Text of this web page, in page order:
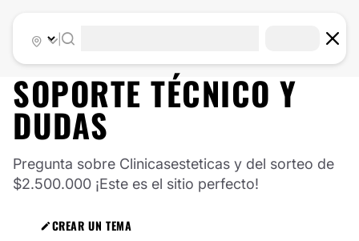
|
SOPORTE TÉCNICO Y
DUDAS
Pregunta sobre Clinicasesteticas y del sorteo de
$2.500.000 ¡Este es el sitio perfecto!
CREAR UN TEMA